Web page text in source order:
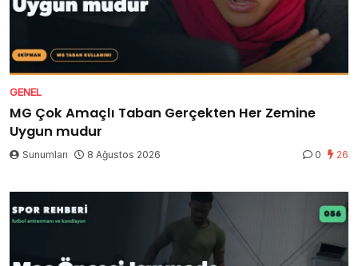
GENEL
MG Çok Amaçlı Taban Gerçekten Her Zemine
Uygun mudur
Sunumları 8 Ağustos 2026 0 26